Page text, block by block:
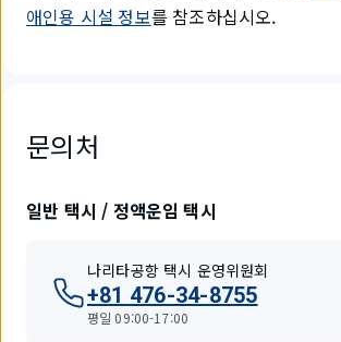
애인용 시설 정보를 참조하십시오.
문의처
일반 택시 / 정액운임 택시
나리타공항 택시 운영위원회
+81 476-34-8755
평일 09:00-17:00